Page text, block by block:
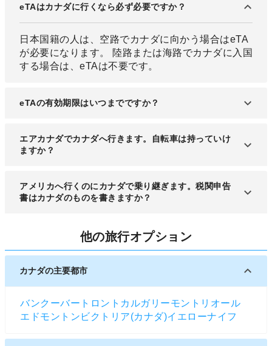
eTAはカナダに行くなら必ず必要ですか？
日本国籍の人は、空路でカナダに向かう場合はeTA
が必要になります。 陸路または海路でカナダに入国
する場合は、eTAは不要です。
eTAの有効期限はいつまでですか？
有効期間は5年、またはパスポートの有効期限まで
です。
エアカナダでカナダへ行きます。自転車は持っていけ
ますか？
エアカナダでは、自転車は予約時に事前登録をして
搭乗機の搭載スペースに余裕がある場合に限って預
される受託手荷物の個数に含まれるので注意しまし
ょう。
アメリカへ行くのにカナダで乗り継ぎます。税関申告
書はカナダのものを書きますか？
アメリカへの乗り継ぎでカナダを経由する場合、税
関申告書はアメリカのもので記入します。機内など
で配られる時に、アメリカのものか確認をしましょ
う。
他の旅行オプション
カナダの主要都市
バンクーバー トロント カルガリーモントリオール
エドモントン ビクトリア(カナダ)イエローナイフ